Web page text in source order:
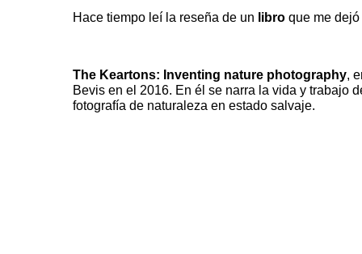
Hace tiempo leí la reseña de un libro que me
The Keartons: Inventing nature photography,
Bevis en el 2016. En él se narra la vida y trabajo
fotografía de naturaleza en estado salvaje.